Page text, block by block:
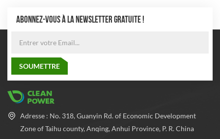
ABONNEZ-VOUS À LA NEWSLETTER GRATUITE !
Adresse : No. 318, Guanyin Rd. of Economic Development
Zone of Taihu county, Anqing, Anhui Province, P. R. China